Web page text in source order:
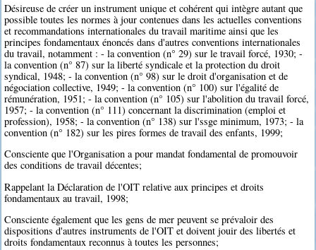
Désireuse de créer un instrument unique et cohérent qui intègre autant que
possible toutes les normes à jour contenues dans les actuelles conventions
et recommandations internationales du travail maritime ainsi que les
principes fondamentaux énoncés dans d'autres conventions internationales
du travail, notamment : - la convention (n° 29) sur le travail forcé, 1930; -
la convention (n° 87) sur la liberté syndicale et la protection du droit
syndical, 1948; - la convention (n° 98) sur le droit d'organisation et de
négociation collective, 1949; - la convention (n° 100) sur l'égalité de
rémunération, 1951; - la convention (n° 105) sur l'abolition du travail forcé,
1957; - la convention (n° 111) concernant la discrimination (emploi et
profession), 1958; - la convention (n° 138) sur l'ssge minimum, 1973; - la
convention (n° 182) sur les pires formes de travail des enfants, 1999;
Consciente que l'Organisation a pour mandat fondamental de promouvoir
des conditions de travail décentes;
Rappelant la Déclaration de l'OIT relative aux principes et droits
fondamentaux au travail, 1998;
Consciente également que les gens de mer peuvent se prévaloir des
dispositions d'autres instruments de l'OIT et doivent jouir des libertés et
droits fondamentaux reconnus à toutes les personnes;